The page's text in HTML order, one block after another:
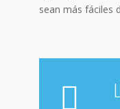
sean más fáciles